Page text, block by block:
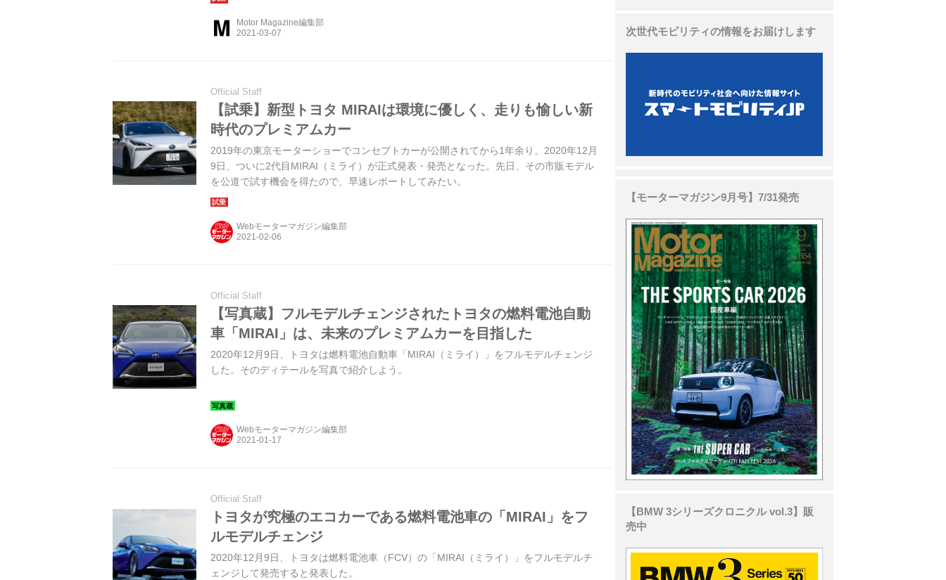
Motor Magazine編集部
Official Staff
【試乗】新型トヨタ MIRAIは環境に優しく、走りも愉しい新
時代のプレミアムカー
2019年の東京モーターショーでコンセプトカーが公開されてから1年余り。2020年12月
9日、ついに2代目MIRAI（ミライ）が正式発表・発売となった。先日、その市販モデル
を公道で試す機会を得たので、早速レポートしてみたい。
Webモーターマガジン編集部
Official Staff
【写真蔵】フルモデルチェンジされたトヨタの燃料電池自動
車「MIRAI」は、未来のプレミアムカーを目指した
2020年12月9日、トヨタは燃料電池自動車「MIRAI（ミライ）」をフルモデルチェンジ
した。そのディテールを写真で紹介しよう。
Webモーターマガジン編集部
Official Staff
トヨタが究極のエコカーである燃料電池車の「MIRAI」をフ
ルモデルチェンジ
2020年12月9日、トヨタは燃料電池車（FCV）の「MIRAI（ミライ）」をフルモデルチ
ェンジして発売すると発表した。
次世代モビリティの情報をお届けします
【モーターマガジン9月号】7/31発売
【BMW 3シリーズクロニクル vol.3】販
売中